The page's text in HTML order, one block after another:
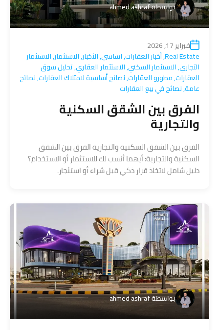
بواسطةahmed ashraf
فبراير 17, 2026
Real Estate
,أخبار العقارات,اساسي,الأخبار,الاستثمار,الاستثمار
التجاري,الاستثمار السكني,الاستثمار العقاري,تحليل سوق
العقارات,مطورو العقارات,نصائح أساسية لامتلاك العقارات,نصائح
عامة,نصائح في بيع العقارات
الفرق بين الشقق السكنية
والتجارية
الفرق بين الشقق السكنية والتجارية الفرق بين الشقق
السكنية والتجارية: أيهما أنسب لك للاستثمار أو الاستخدام؟
دليل شامل لاتخاذ قرار ذكي قبل شراء أو استئجار.
بواسطةahmed ashraf